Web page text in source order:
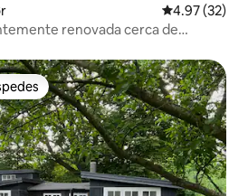
Calificación
4.97 (32)
renovada cerca de
preferido